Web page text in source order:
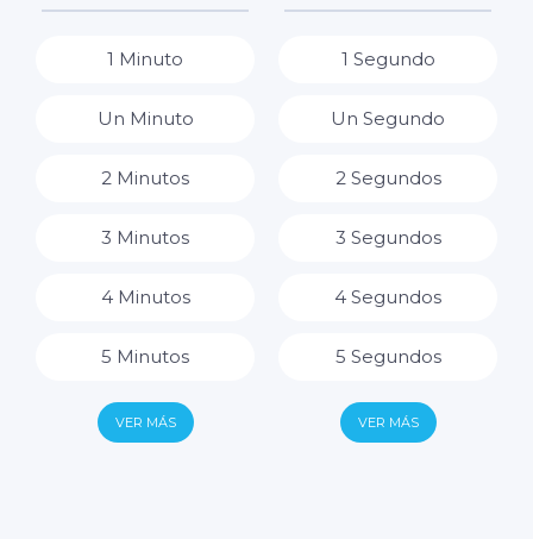
15 Horas
1 Minuto
Un Minuto
2 Minutos
3 Minutos
4 Minutos
5 Minutos
6 Minutos
VER MÁS
1 Segundo
Un Segundo
2 Segundos
3 Segundos
4 Segundos
5 Segundos
6 Segundos
VER MÁS